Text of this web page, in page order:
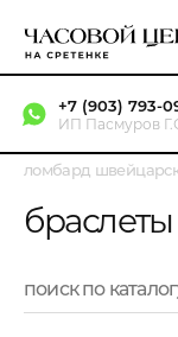
+7 (903) 793-
ИП Пасмуров
ломбард